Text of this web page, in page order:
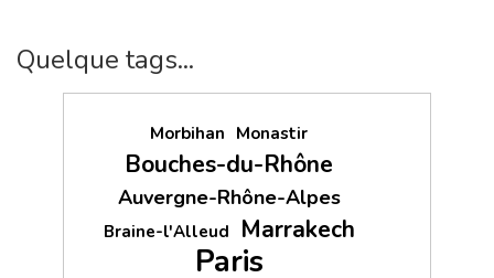
Quelque tags...
Morbihan Monastir
Bouches-du-Rhône
Auvergne-Rhône-Alpes
Braine-l'Alleud Marrakech
Paris